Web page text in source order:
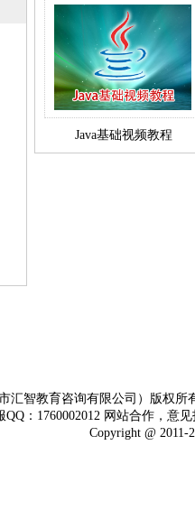
Java基础视频教程
汇智教育咨询有限公司）版权
QQ：1760002012 网站合作，意
Copyright @